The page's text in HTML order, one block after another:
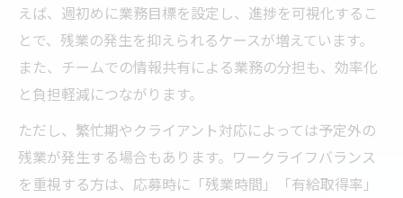
えば、週初めに業務目標を設定し、進捗を可視化するこ
とで、残業の発生を抑えられるケースが増えています。
また、チームでの情報共有による業務の分担も、効率化
と負担軽減につながります。
ただし、繁忙期やクライアント対応によっては予定外の
残業が発生する場合もあります。ワークライフバランス
を重視する方は、応募時に「残業時間」「有給取得率」